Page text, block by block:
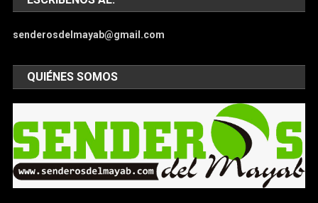
senderosdelmayab@gmail.com
QUIÉNES SOMOS